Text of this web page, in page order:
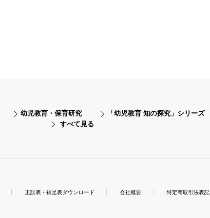
幼児教育・保育研究 「幼児教育 知の探究」シリーズ
すべて見る
正誤表・補足表ダウンロード 会社概要 特定商取引法表記